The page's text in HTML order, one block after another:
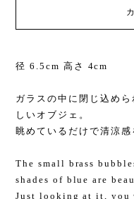
径 6.5cm 高さ 4cm
ガラスの中に閉じ込め
しいオブジェ。
眺めているだけで清涼感
The small brass
shades of blue are
Just looking at it, you